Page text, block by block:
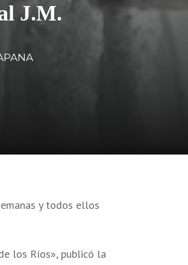
J.M.
y todos ellos
los Ríos», publicó la